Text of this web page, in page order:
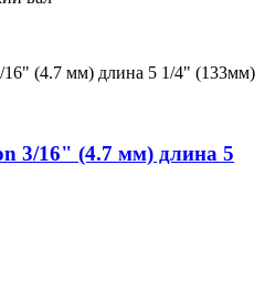
3/16" (4.7 мм) длина 5